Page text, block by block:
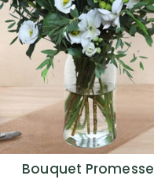
Bouquet Promesse